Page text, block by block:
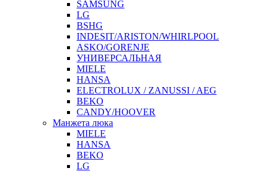
SAMSUNG
LG
BSHG
INDESIT/ARISTON/WHIRLPOOL
ASKO/GORENJE
УНИВЕРСАЛЬНАЯ
MIELE
HANSA
ELECTROLUX / ZANUSSI / AEG
BEKO
CANDY/HOOVER
Манжета люка
MIELE
HANSA
BEKO
LG